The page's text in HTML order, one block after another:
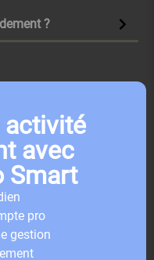
?
activité
avec
Smart
pro
gestion